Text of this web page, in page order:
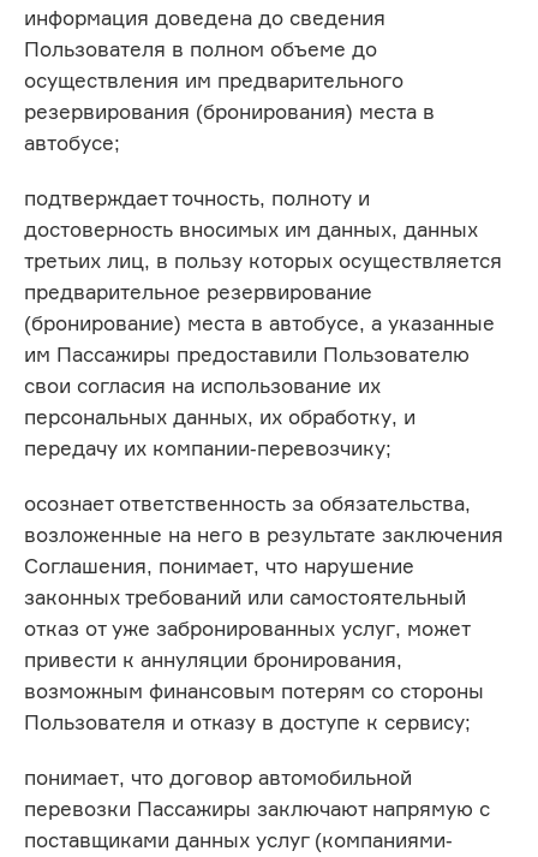
информация доведена до сведения
Пользователя в полном объеме до
осуществления им предварительного
резервирования (бронирования) места в
автобусе;
подтверждает точность, полноту и
достоверность вносимых им данных, данных
третьих лиц, в пользу которых осуществляется
предварительное резервирование
(бронирование) места в автобусе, а указанные
им Пассажиры предоставили Пользователю
свои согласия на использование их
персональных данных, их обработку, и
передачу их компании-перевозчику;
осознает ответственность за обязательства,
возложенные на него в результате заключения
Соглашения, понимает, что нарушение
законных требований или самостоятельный
отказ от уже забронированных услуг, может
привести к аннуляции бронирования,
возможным финансовым потерям со стороны
Пользователя и отказу в доступе к сервису;
понимает, что договор автомобильной
перевозки Пассажиры заключают напрямую с
поставщиками данных услуг (компаниями-